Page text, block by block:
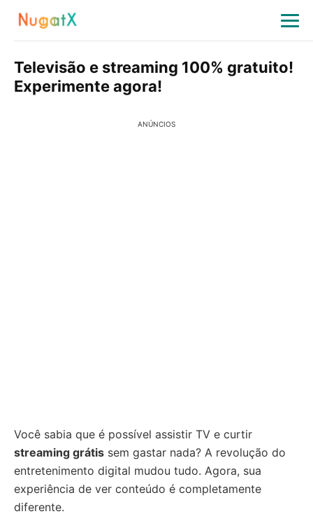
Televisão e streaming 100% gratuito!
Experimente agora!
ANÚNCIOS
Você sabia que é possível assistir TV e curtir
streaming grátis sem gastar nada? A revolução do
entretenimento digital mudou tudo. Agora, sua
experiência de ver conteúdo é completamente
diferente.